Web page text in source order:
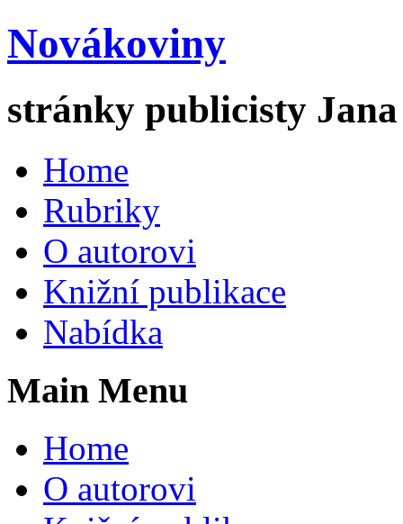
Novákoviny
stránky publicisty
Home
Rubriky
O autorovi
Knižní publikace
Nabídka
Main Menu
Home
O autorovi